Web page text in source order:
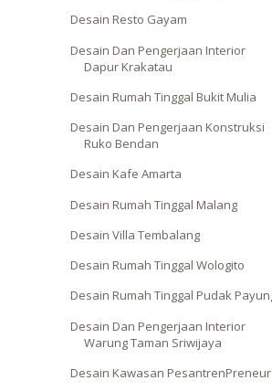
Desain Resto Gayam
Desain Dan Pengerjaan Interior
Dapur Krakatau
Desain Rumah Tinggal Bukit Mulia
Desain Dan Pengerjaan Konstruksi
Ruko Bendan
Desain Kafe Amarta
Desain Rumah Tinggal Malang
Desain Villa Tembalang
Desain Rumah Tinggal Wologito
Desain Rumah Tinggal Pudak
Desain Dan Pengerjaan Interior
Warung Taman Sriwijaya
Desain Kawasan PesantrenPreneur